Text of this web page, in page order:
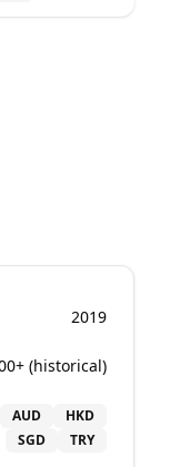
2019
(historical)
AUD
HKD
SGD
TRY